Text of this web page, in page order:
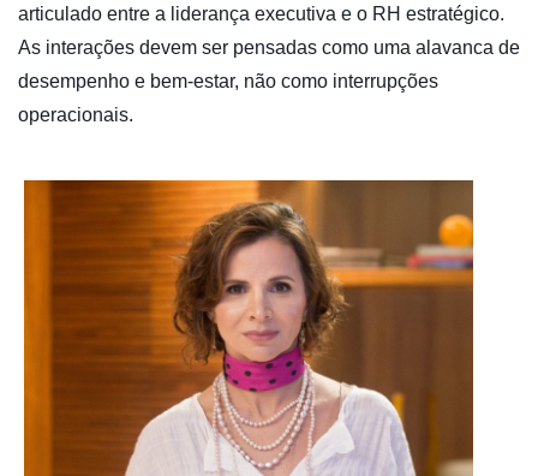
articulado entre a liderança executiva e o RH estratégico.
As interações devem ser pensadas como uma alavanca de
desempenho e bem-estar, não como interrupções
operacionais.